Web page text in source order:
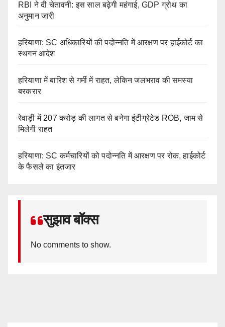
RBI ने दी चेतावनी: इस साल बढ़ेगी महंगाई, GDP ग्रोथ का
अनुमान जारी
हरियाणा: SC अधिकारियों की पदोन्नति में आरक्षण पर हाईकोर्ट का
स्थगन आदेश
हरियाणा में बारिश से गर्मी में राहत, लेकिन जलभराव की समस्या
बरकरार
रेवाड़ी में 207 करोड़ की लागत से बनेगा इंटीग्रेटेड ROB, जाम से
मिलेगी राहत
हरियाणा: SC कर्मचारियों को पदोन्नति में आरक्षण पर रोक, हाईकोर्ट
के फैसले का इंतजार
सुझाव बॉक्स
No comments to show.